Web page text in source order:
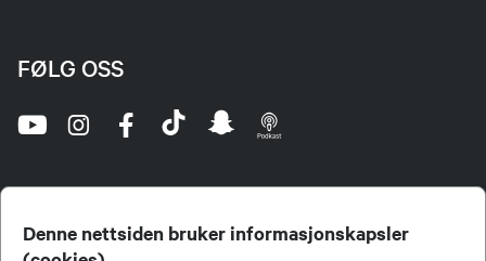
Denne nettsiden bruker informasjonskapsler
FØLG OSS